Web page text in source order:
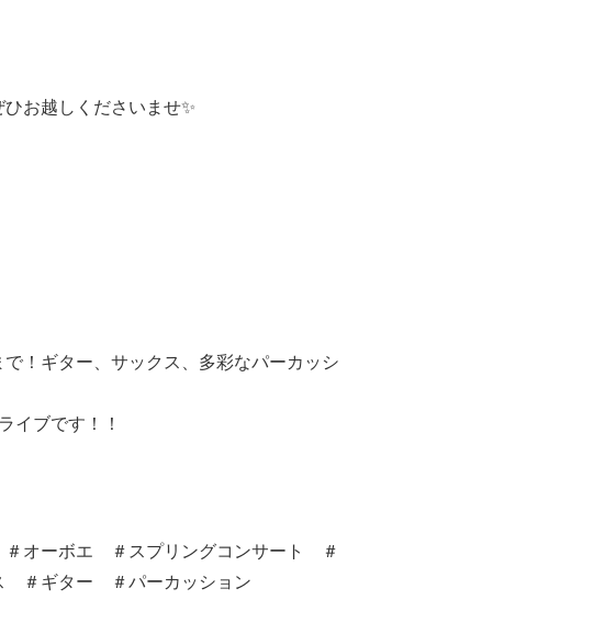
お越しくださいませ✨
！ギター、サックス、多彩なパーカッシ
イブです！！
オーボエ ＃スプリングコンサート ＃
＃ギター ＃パーカッション